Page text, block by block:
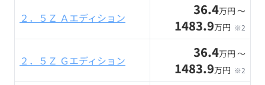
２．５Ｚ Ａエディション 36.4万円 〜
1483.9万円 ※2
２．５Ｚ Ｇエディション 36.4万円 〜
1483.9万円 ※2